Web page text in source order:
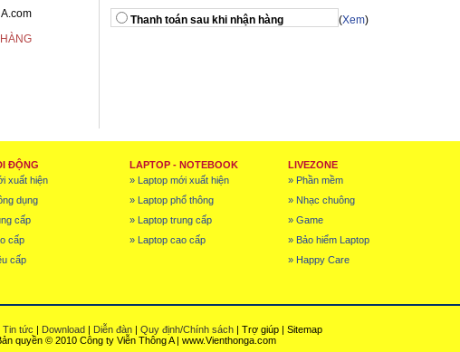
Thanh toán sau khi nhận hàng (Xem)
ĐỘNG
xuất hiện
dụng
cấp
cấp
cấp
LAPTOP - NOTEBOOK
» Laptop mới xuất hiện
» Laptop phổ thông
» Laptop trung cấp
» Laptop cao cấp
LIVEZONE
» Phần mềm
» Nhạc chuông
» Game
» Bảo hiểm Laptop
» Happy Care
Tin tức | Download | Diễn đàn | Quy định/Chính sách | Trợ giúp | Sitemap
quyền © 2010 Công ty Viễn Thông A | www.Vienthonga.com